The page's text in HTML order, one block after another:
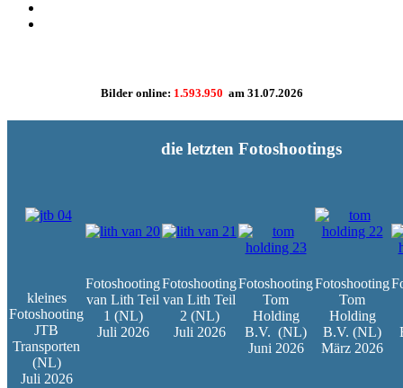
Bilder online: 1.593.950 am31.07.2026
die letzten Fotoshootings
kleines
Fotoshooting
JTB
Transporten
(NL)
Juli 2026
Fotoshooting
van Lith Teil
1 (NL)
Juli 2026
Fotoshooting
van Lith Teil
2 (NL)
Juli 2026
Fotoshooting
Tom
Holding
B.V. (NL)
Juni 2026
Fotoshooting
Tom
Holding
B.V. (NL)
März 2026